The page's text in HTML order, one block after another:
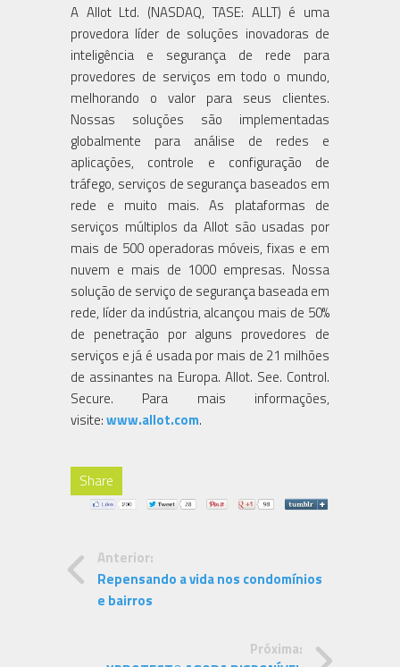
A Allot Ltd. (NASDAQ, TASE: ALLT) é uma
provedora líder de soluções inovadoras de
inteligência e segurança de rede para
provedores de serviços em todo o mundo,
melhorando o valor para seus clientes.
Nossas soluções são implementadas
globalmente para análise de redes e
aplicações, controle e configuração de
tráfego, serviços de segurança baseados em
rede e muito mais. As plataformas de
serviços múltiplos da Allot são usadas por
mais de 500 operadoras móveis, fixas e em
nuvem e mais de 1000 empresas. Nossa
solução de serviço de segurança baseada em
rede, líder da indústria, alcançou mais de 50%
de penetração por alguns provedores de
serviços e já é usada por mais de 21 milhões
de assinantes na Europa. Allot. See. Control.
Secure. Para mais informações,
visite:www.allot.com.
Share
Anterior:
Repensando a vida nos condomínios
e bairros
Próxima: